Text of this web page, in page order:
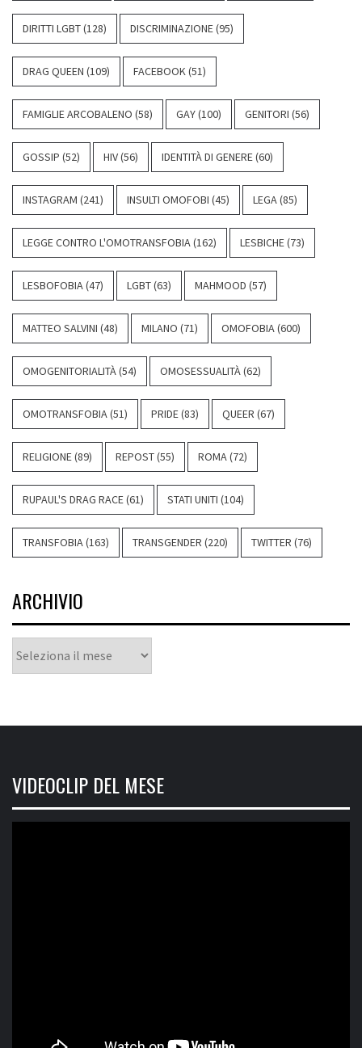
DIRITTI LGBT(128) DISCRIMINAZIONE(95)
DRAG QUEEN (109) FACEBOOK(51)
FAMIGLIE ARCOBALENO (58) GAY(100) GENITORI (56)
GOSSIP (52) HIV(56) IDENTITÀ DI GENERE(60)
INSTAGRAM (241) INSULTI OMOFOBI (45) LEGA(85)
LEGGE CONTRO L'OMOTRANSFOBIA(162) LESBICHE(73)
LESBOFOBIA(47) LGBT(63) MAHMOOD (57)
MATTEO SALVINI (48) MILANO (71) OMOFOBIA(600)
OMOGENITORIALITÀ(54) OMOSESSUALITÀ(62)
OMOTRANSFOBIA(51) PRIDE(83) QUEER (67)
RELIGIONE(89) REPOST(55) ROMA(72)
RUPAUL'S DRAG RACE(61) STATI UNITI (104)
TRANSFOBIA(163) TRANSGENDER (220) TWITTER (76)
ARCHIVIO
VIDEOCLIP DEL MESE